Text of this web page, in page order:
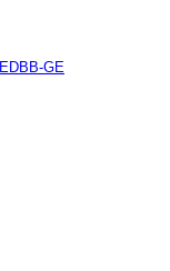
EDBB-GE